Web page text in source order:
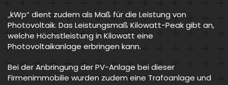
„kWp“ dient zudem als Maß für die Leistung von
Photovoltaik. Das Leistungsmaß Kilowatt-Peak gibt an,
welche Höchstleistung in Kilowatt eine
Photovoltaikanlage erbringen kann.
Bei der Anbringung der PV-Anlage bei dieser
Firmenimmobilie wurden zudem eine Trafoanlage und